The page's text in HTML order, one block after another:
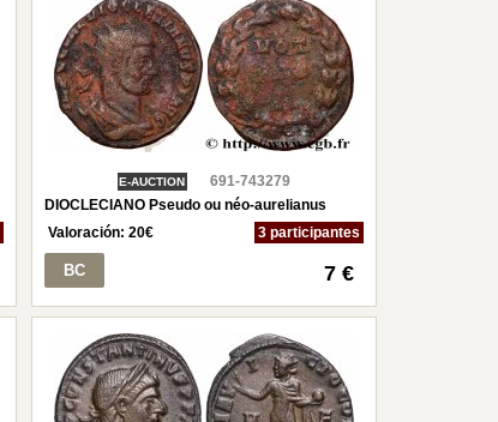
E-AUCTION
691-743279
DIOCLECIANO Pseudo ou néo-aurelianus
Valoración:20€ 3 participantes
BC 7 €